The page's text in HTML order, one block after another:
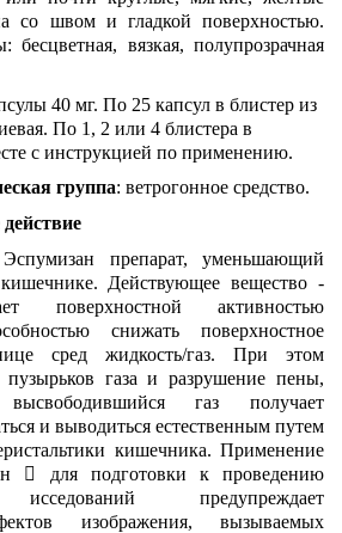
со швом и гладкой поверхностью.
бесцветная, вязкая, полупрозрачная
40 мг. По 25 капсул в блистер из
По 1, 2 или 4 блистера в
с инструкцией по применению.
группа: ветрогонное средство.
Эспумизан
препарат, уменьшающий
Действующее вещество -
поверхностной активностью
снижать поверхностное
сред жидкость/газ. При этом
пузырьков газа и разрушение пены,
газ получает
и выводиться естественным путем
кишечника. Применение
 для подготовки к проведению
исседований предупреждает
изображения, вызываемых